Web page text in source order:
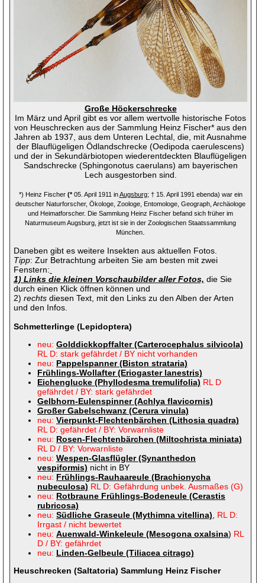
Große Höckerschrecke
Im März und April gibt es vor allem wertvolle historische Fotos
von Heuschrecken aus der Sammlung Heinz Fischer* aus den
Jahren ab 1937, aus dem Unteren Lechtal, die, mit Ausnahme
der Blauflügeligen Ödlandschrecke (Oedipoda caerulescens)
und der in Sekundärbiotopen wiederentdeckten Blauflügeligen
Sandschrecke (Sphingonotus caerulans) am bayerischen
Lech ausgestorben sind.
*) Heinz Fischer(*05. April 1911 inAugsburg; † 15. April 1991 ebenda) war ein
deutscher Naturforscher, Ökologe, Zoologe, Entomologe, Geograph, Archäologe
und Heimatforscher. Die Sammlung Heinz Fischer befand sich früher im
Naturmuseum Augsburg, jetzt ist sie in der Zoologischen Staatssammlung
München
Daneben gibt es weitere Insekten aus aktuellen Fotos.
Tipp: Zur Betrachtung arbeiten Sie am besten mit zwei
Fenstern:
1) Links die kleinen Vorschaubilder aller Fotos, die Sie
durch einen Klick öffnen können und
2) rechts diesen Text, mit den Links zu den Alben der Arten
und den Infos.
Schmetterlinge (Lepidoptera)
neu: Golddickkopffalter (Carterocephalus silvicola)
RL D: stark gefährdet / BY nicht vorhanden
neu: Pappelspanner (Biston strataria)
Frühlings-Wollafter (Eriogaster lanestris)
Eichenglucke (Phyllodesma tremulifolia) RL D
gefährdet / BY: stark gefährdet
Gelbhorn-Eulenspinner (Achlya flavicornis)
Großer Gabelschwanz (Cerura vinula)
neu: Vierpunkt-Flechtenbärchen (Lithosia quadra)
RL D: gefährdet / BY: Vorwarnliste
neu: Rosen-Flechtenbärchen (Miltochrista miniata)
RL D / BY: Vorwarnliste
neu: Wespen-Glasflügler (Synanthedon
vespiformis) nicht in BY
neu: Frühlings-Rauhaareule (Brachionycha
nubeculosa) RL D: Gefährdung unbek. Ausmaßes (G)
neu: Rotbraune Frühlings-Bodeneule (Cerastis
rubricosa)
neu: Südliche Graseule (Mythimna vitellina)
RL D:
Irrgast / nicht bewertet
neu: Auenwald-Winkeleule (Mesogona oxalsina) RL
D / BY: gefährdet
neu: Linden-Gelbeule (Tiliacea citrago)
Heuschrecken (Saltatoria) Sammlung Heinz Fischer